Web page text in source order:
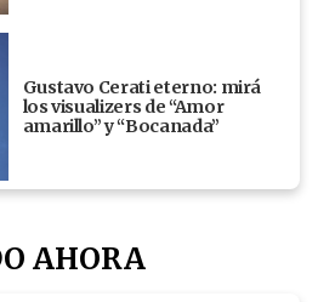
Gustavo Cerati eterno: mirá
los visualizers de “Amor
amarillo” y “Bocanada”
AHORA